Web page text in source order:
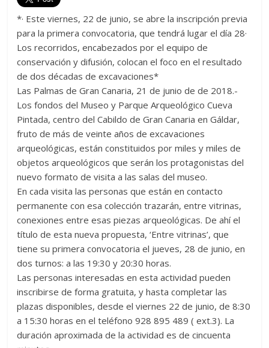
*· Este viernes, 22 de junio, se abre la inscripción previa
para la primera convocatoria, que tendrá lugar el día 28·
Los recorridos, encabezados por el equipo de
conservación y difusión, colocan el foco en el resultado
de dos décadas de excavaciones*
Las Palmas de Gran Canaria, 21 de junio de de 2018.-
Los fondos del Museo y Parque Arqueológico Cueva
Pintada, centro del Cabildo de Gran Canaria en Gáldar,
fruto de más de veinte años de excavaciones
arqueológicas, están constituidos por miles y miles de
objetos arqueológicos que serán los protagonistas del
nuevo formato de visita a las salas del museo.
En cada visita las personas que están en contacto
permanente con esa colección trazarán, entre vitrinas,
conexiones entre esas piezas arqueológicas. De ahí el
título de esta nueva propuesta, ‘Entre vitrinas’, que
tiene su primera convocatoria el jueves, 28 de junio, en
dos turnos: a las 19:30 y 20:30 horas.
Las personas interesadas en esta actividad pueden
inscribirse de forma gratuita, y hasta completar las
plazas disponibles, desde el viernes 22 de junio, de 8:30
a 15:30 horas en el teléfono 928 895 489 ( ext.3). La
duración aproximada de la actividad es de cincuenta